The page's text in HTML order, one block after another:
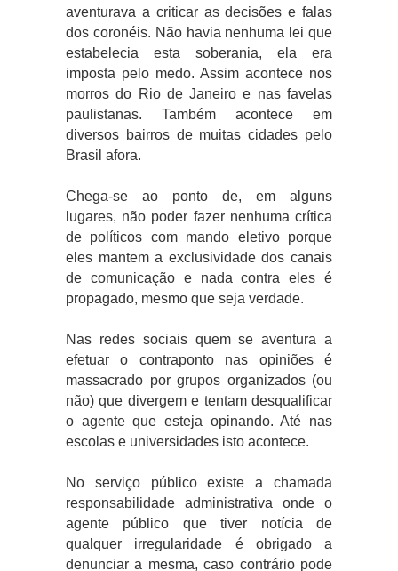
aventurava a criticar as decisões e falas
dos coronéis. Não havia nenhuma lei que
estabelecia esta soberania, ela era
imposta pelo medo. Assim acontece nos
morros do Rio de Janeiro e nas favelas
paulistanas. Também acontece em
diversos bairros de muitas cidades pelo
Brasil afora.
Chega-se ao ponto de, em alguns
lugares, não poder fazer nenhuma crítica
de políticos com mando eletivo porque
eles mantem a exclusividade dos canais
de comunicação e nada contra eles é
propagado, mesmo que seja verdade.
Nas redes sociais quem se aventura a
efetuar o contraponto nas opiniões é
massacrado por grupos organizados (ou
não) que divergem e tentam desqualificar
o agente que esteja opinando. Até nas
escolas e universidades isto acontece.
No serviço público existe a chamada
responsabilidade administrativa onde o
agente público que tiver notícia de
qualquer irregularidade é obrigado a
denunciar a mesma, caso contrário pode